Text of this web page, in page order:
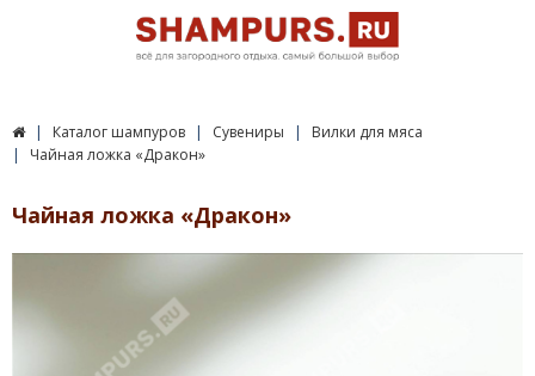
Каталог шампуров Сувениры
Вилки для мяса
Чайная ложка «Дракон»
Чайная ложка «Дракон»